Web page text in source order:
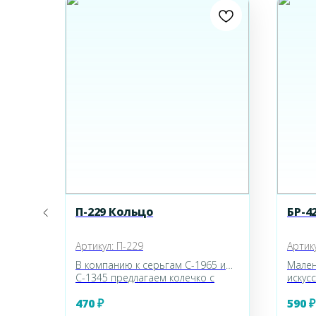
П-229 Кольцо
Артикул: П-229
В компанию к серьгам С-1965 и
С-1345 предлагаем колечко с
XP.
470₽
БР-
590₽